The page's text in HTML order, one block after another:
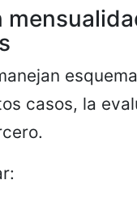
casos, la